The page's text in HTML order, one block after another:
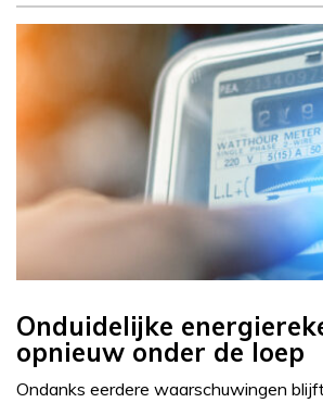
Onduidelijke
opnieuw onder de loep
Ondanks eerdere waarschuwingen